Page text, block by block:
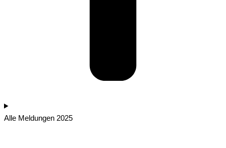
Alle Meldungen 2025